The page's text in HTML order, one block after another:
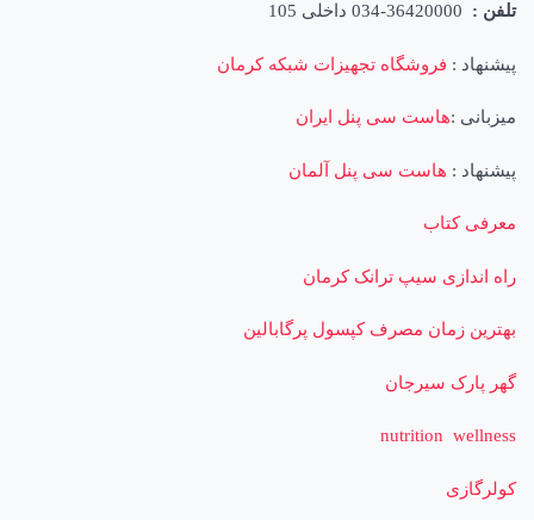
تلفن :
پیشنهاد : فروشگاه تجهیزات شبکه کرمان
میزبانی :هاست سی پنل ایران
پیشنهاد : هاست سی پنل آلمان
معرفی کتاب
راه اندازی سیپ ترانک کرمان
بهترین زمان مصرف کپسول پرگابالین
گهر پارک سیرجان
nutrition wellness
کولرگازی